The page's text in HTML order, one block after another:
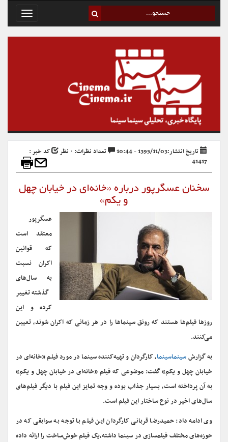
Toggle
تاریخ انتشار:1395/11/03 - 10:44 تعداد نظرات: ۰ نظر
کد خبر :
41417
سخنان عسگرپور درباره «خانه‌ای در خیابان چهل
و یکم»
عسگرپور
معتقد است
که قوانین
اکران نسبت
به سال‌های
گذشته تغییر
کرده و این
روزها فیلم‌ها هستند که رونق سینماها را در هر زمانی که اکران شوند، تعیین
می‌کنند.
به گزارشسینماسینما، کارگردان و تهیه‌کننده سینما در مورد فیلم «خانه‌ای در
خیابان چهل و یکم» گفت: موضوعی که فیلم «خانه‌ای در خیابان چهل و یکم»
به آن پرداخته است، بسیار جذاب بوده و وجه تمایز این فیلم با دیگر فیلم‌های
سال‌های اخیر در نوع ساختار این فیلم است.
وی ادامه داد: حمیدرضا قربانی کارگردان این فیلم با توجه به سوابقی که در
حوزه‌های مختلف فیلمسازی در سینما داشته،یک فیلم خوش‌ساخت را ارائه داده